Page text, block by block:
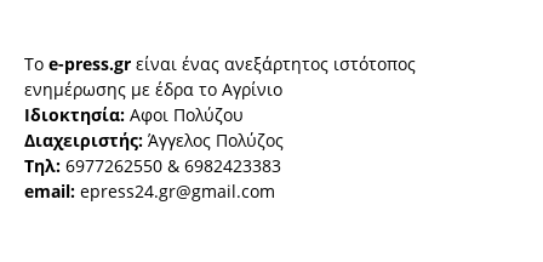
Το e-press.gr είναι ένας ανεξάρτητος ιστότοπος
ενημέρωσης με έδρα το Αγρίνιο
Ιδιοκτησία: Αφοι Πολύζου
Διαχειριστής: Άγγελος Πολύζος
Τηλ: 6977262550 & 6982423383
email: epress24.gr@gmail.com